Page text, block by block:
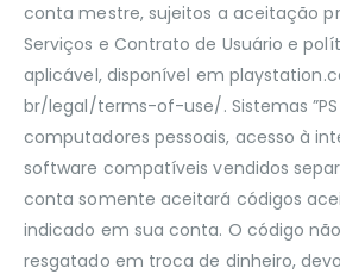
conta mestre, sujeitos a aceitação
Serviços e Contrato de Usuário e
aplicável, disponível em
br/legal/terms-of-use/. Sistemas
computadores pessoais, acesso à
software compatíveis vendidos
conta somente aceitará códigos
indicado em sua conta. O código
resgatado em troca de dinheiro,